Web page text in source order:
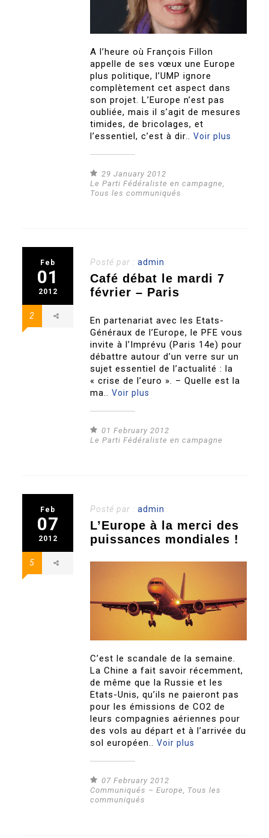
A l’heure où François Fillon
appelle de ses vœux une Europe
plus politique, l’UMP ignore
complètement cet aspect dans
son projet. L’Europe n’est pas
oubliée, mais il s’agit de mesures
timides, de bricolages, et
l’essentiel, c’est à dir..Voir plus
29 January 2012
Le Parti Fédéraliste en campagne,
Tous les communiqués
Feb
01
2012
2
Posté par :admin
Café débat le mardi 7
février – Paris
En partenariat avec les Etats-
Généraux de l’Europe, le PFE vous
invite à l’Imprévu (Paris 14e) pour
débattre autour d’un verre sur un
sujet essentiel de l’actualité : la
« crise de l’euro ». – Quelle est la
ma..Voir plus
01 February 2012
Le Parti Fédéraliste en campagne
Feb
07
2012
5
Posté par :admin
L’Europe à la merci des
puissances mondiales !
C’est le scandale de la semaine.
La Chine a fait savoir récemment,
de même que la Russie et les
Etats-Unis, qu’ils ne paieront pas
pour les émissions de CO2 de
leurs compagnies aériennes pour
des vols au départ et à l’arrivée du
sol européen..Voir plus
07 February 2012
Communiqués – Europe
Tous les
communiqués